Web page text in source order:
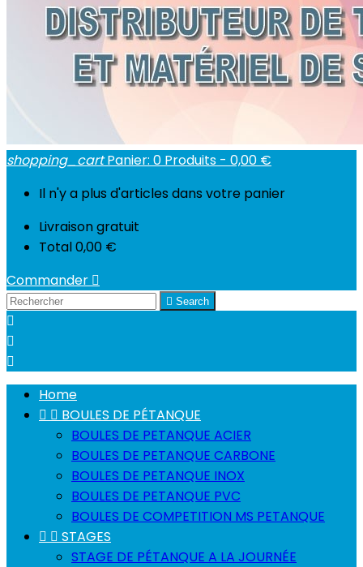
shopping_cart Panier: 0 Produits - 0,00 €
Il n'y a plus d'articles dans votre panier
Livraisongratuit
Total0,00 €
Commander 
 Search



Home
  BOULES DE PÉTANQUE
BOULES DE PETANQUE ACIER
BOULES DE PETANQUE CARBONE
BOULES DE PETANQUE INOX
BOULES DE PETANQUE PVC
BOULES DE COMPETITION MS PETANQUE
  STAGES
STAGE DE PÉTANQUE A LA JOURNÉE